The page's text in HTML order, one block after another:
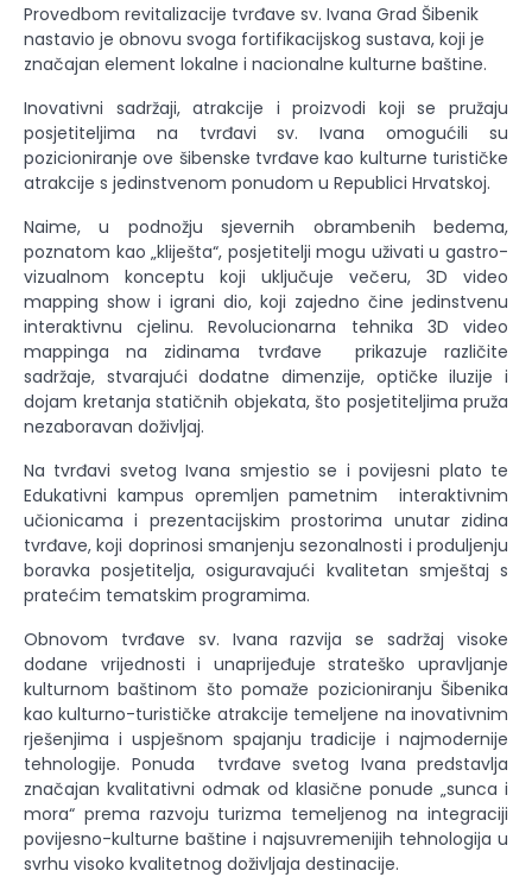
Provedbom revitalizacije tvrđave sv. Ivana Grad Šibenik
nastavio je obnovu svoga fortifikacijskog sustava, koji je
značajan element lokalne i nacionalne kulturne baštine.
Inovativni sadržaji, atrakcije i proizvodi koji se pružaju
posjetiteljima na tvrđavi sv. Ivana omogućili su
pozicioniranje ove šibenske tvrđave kao kulturne turističke
atrakcije s jedinstvenom ponudom u Republici Hrvatskoj.
Naime, u podnožju sjevernih obrambenih bedema,
poznatom kao „kliješta“, posjetitelji mogu uživati u gastro-
vizualnom konceptu koji uključuje večeru, 3D video
mapping show i igrani dio, koji zajedno čine jedinstvenu
interaktivnu cjelinu. Revolucionarna tehnika 3D video
mappinga na zidinama tvrđave prikazuje različite
sadržaje, stvarajući dodatne dimenzije, optičke iluzije i
dojam kretanja statičnih objekata, što posjetiteljima pruža
nezaboravan doživljaj.
Na tvrđavi svetog Ivana smjestio se i povijesni plato te
Edukativni kampus opremljen pametnim interaktivnim
učionicama i prezentacijskim prostorima unutar zidina
tvrđave, koji doprinosi smanjenju sezonalnosti i produljenju
boravka posjetitelja, osiguravajući kvalitetan smještaj s
pratećim tematskim programima.
Obnovom tvrđave sv. Ivana razvija se sadržaj visoke
dodane vrijednosti i unaprijeđuje strateško upravljanje
kulturnom baštinom što pomaže pozicioniranju Šibenika
kao kulturno-turističke atrakcije temeljene na inovativnim
rješenjima i uspješnom spajanju tradicije i najmodernije
tehnologije. Ponuda tvrđave svetog Ivana predstavlja
značajan kvalitativni odmak od klasične ponude „sunca i
mora“ prema razvoju turizma temeljenog na integraciji
povijesno-kulturne baštine i najsuvremenijih tehnologija u
svrhu visoko kvalitetnog doživljaja destinacije.